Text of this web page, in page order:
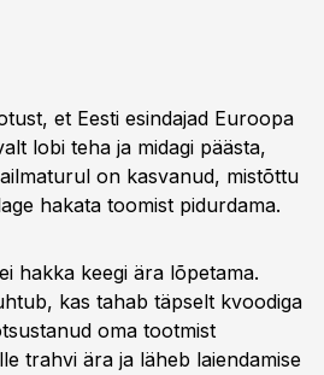
et Eesti esindajad Euroopa
lobi teha ja midagi päästa,
on kasvanud, mistõttu
hakata toomist pidurdama.
hakka keegi ära lõpetama.
kas tahab täpselt kvoodiga
oma tootmist
trahvi ära ja läheb laiendamise